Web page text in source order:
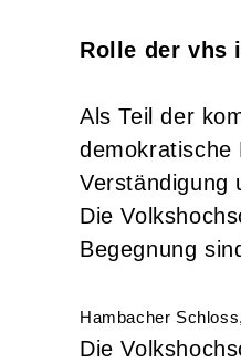
Rolle der vhs
Als Teil der
Verständigung
Die
Begegnung
Hambacher
Die